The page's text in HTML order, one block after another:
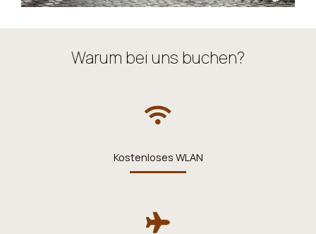
Warum bei uns buchen?
Kostenloses WLAN